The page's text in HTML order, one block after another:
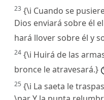
23 {\i Cuando se
Dios enviará sobre él
hará llover sobre él y
24 {\i Huirá de las
bronce le atravesará.}
25 {\i La saeta le